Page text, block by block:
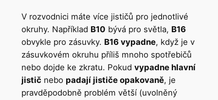
V rozvodnici máte více jističů pro jednotlivé
okruhy. Například B10 bývá pro světla, B16
obvykle pro zásuvky. B16 vypadne, když je v
zásuvkovém okruhu příliš mnoho spotřebičů
nebo dojde ke zkratu. Pokud vypadne hlavní
jistič nebo padají jističe opakovaně, je
pravděpodobně problém větší (uvolněný